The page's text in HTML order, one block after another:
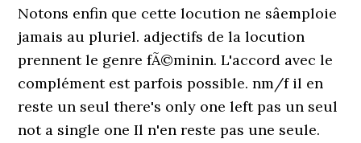
Notons enfin que cette locution ne sâemploie
jamais au pluriel. adjectifs de la locution
prennent le genre fÃ©minin. L'accord avec le
complément est parfois possible. nm/f il en
reste un seul there's only one left pas un seul
not a single one Il n'en reste pas une seule.